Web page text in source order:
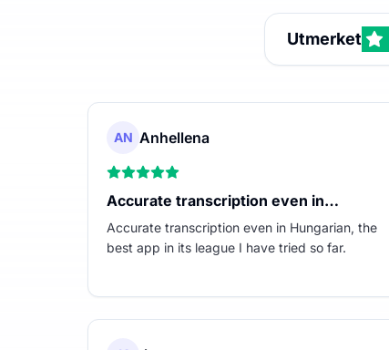
Utmerket
AN Anhellena
Accurate transcription even in…
Accurate transcription even in Hungarian, the
best app in its league I have tried so far.